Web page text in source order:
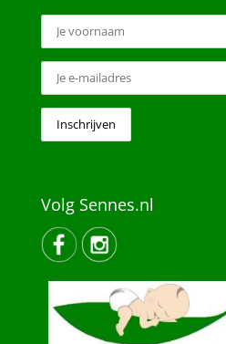
Volg Sennes.nl